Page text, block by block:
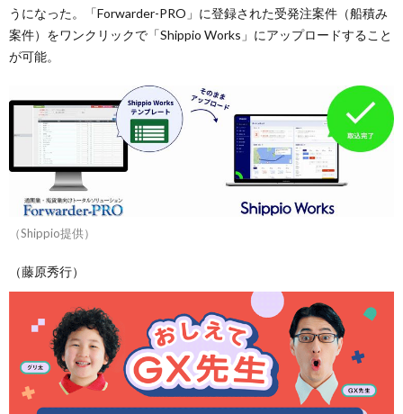
うになった。「Forwarder-PRO」に登録された受発注案件（船積み
案件）をワンクリックで「Shippio Works」にアップロードすること
が可能。
（Shippio提供）
（藤原秀行）